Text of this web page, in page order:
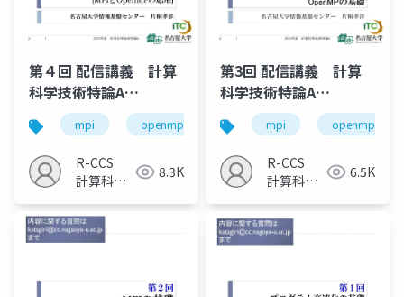
第４回 配信講義 計算
科学技術特論A
（2023）
mpi openmp 計算科学 高性能計算技術
R-CCS
計算科学
室
8.3K
第3回 配信講義 計算
科学技術特論A
（2023）
mpi openmp
R-CCS
計算科学
室
6.5K